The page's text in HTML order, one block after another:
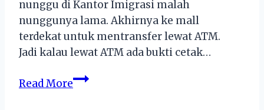
nunggu di Kantor Imigrasi malah
nunggunya lama. Akhirnya ke mall
terdekat untuk mentransfer lewat ATM.
Jadi kalau lewat ATM ada bukti cetak…
Read More[Review